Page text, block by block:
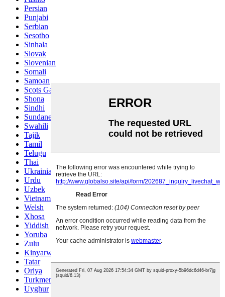
Persian
Punjabi
Serbian
Sesotho
Sinhala
Slovak
Slovenian
Somali
Samoan
Scots Gaelic
Shona
Sindhi
Sundanese
Swahili
Tajik
Tamil
Telugu
Thai
Ukrainian
Urdu
Uzbek
Vietnamese
Welsh
Xhosa
Yiddish
Yoruba
Zulu
Kinyarwanda
Tatar
Oriya
Turkmen
Uyghur